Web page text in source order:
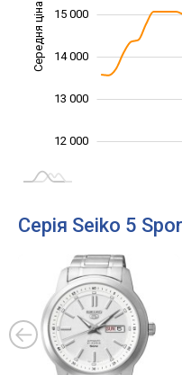
Середня ціна
12 000
13 000
14 000
15 000
Серія Seiko 5